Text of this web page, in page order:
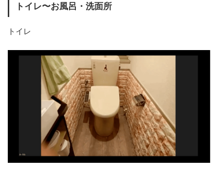
トイレ〜お風呂・洗面所
トイレ